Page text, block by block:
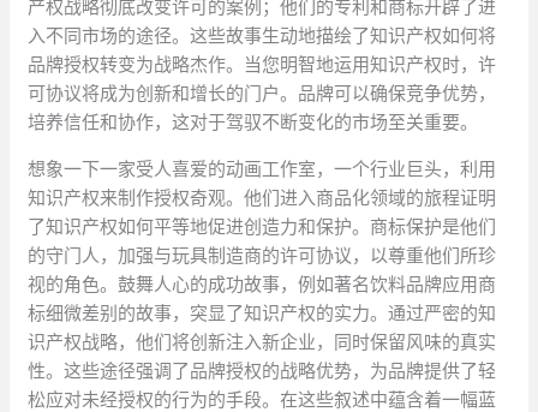
产权战略彻底改变许可的案例；他们的专利和商标开辟了进
入不同市场的途径。这些故事生动地描绘了知识产权如何将
品牌授权转变为战略杰作。当您明智地运用知识产权时，许
可协议将成为创新和增长的门户。品牌可以确保竞争优势，
培养信任和协作，这对于驾驭不断变化的市场至关重要。
想象一下一家受人喜爱的动画工作室，一个行业巨头，利用
知识产权来制作授权奇观。他们进入商品化领域的旅程证明
了知识产权如何平等地促进创造力和保护。商标保护是他们
的守门人，加强与玩具制造商的许可协议，以尊重他们所珍
视的角色。鼓舞人心的成功故事，例如著名饮料品牌应用商
标细微差别的故事，突显了知识产权的实力。通过严密的知
识产权战略，他们将创新注入新企业，同时保留风味的真实
性。这些途径强调了品牌授权的战略优势，为品牌提供了轻
松应对未经授权的行为的手段。在这些叙述中蕴含着一幅蓝